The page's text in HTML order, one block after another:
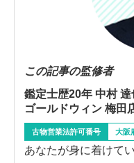
この記事の監修者
鑑定士歴20年 中村 達
ゴールドウィン 梅田
古物営業法許可番号 大阪
あなたが身に着けて